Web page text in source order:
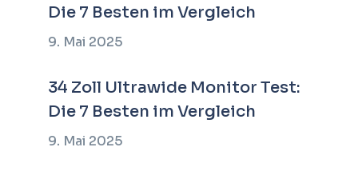
Die 7 Besten im Vergleich
9. Mai 2025
34 Zoll Ultrawide Monitor Test:
Die 7 Besten im Vergleich
9. Mai 2025